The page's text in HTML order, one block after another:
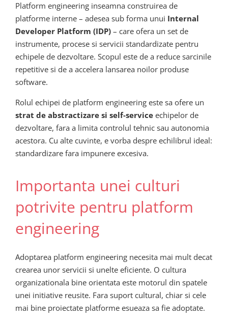
Platform engineering inseamna construirea de
platforme interne – adesea sub forma unui Internal
Developer Platform (IDP) – care ofera un set de
instrumente, procese si servicii standardizate pentru
echipele de dezvoltare. Scopul este de a reduce sarcinile
repetitive si de a accelera lansarea noilor produse
software.
Rolul echipei de platform engineering este sa ofere un
strat de abstractizare si self-service echipelor de
dezvoltare, fara a limita controlul tehnic sau autonomia
acestora. Cu alte cuvinte, e vorba despre echilibrul ideal:
standardizare fara impunere excesiva.
Importanta unei culturi
potrivite pentru platform
engineering
Adoptarea platform engineering necesita mai mult decat
crearea unor servicii si unelte eficiente. O cultura
organizationala bine orientata este motorul din spatele
unei initiative reusite. Fara suport cultural, chiar si cele
mai bine proiectate platforme esueaza sa fie adoptate.